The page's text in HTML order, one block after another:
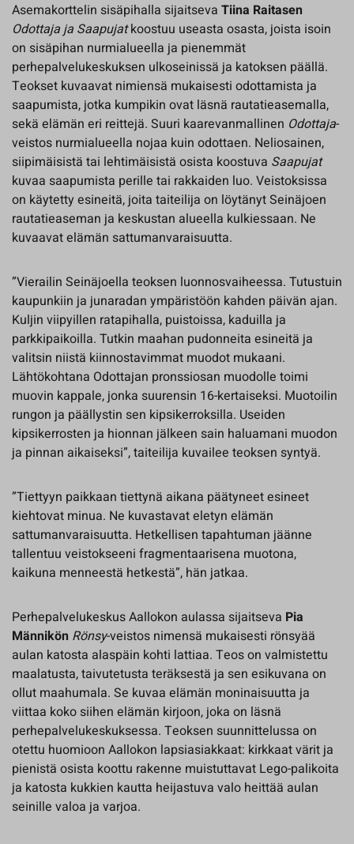
Asemakorttelin sisäpihalla sijaitseva Tiina Raitasen
Odottaja ja Saapujatkoostuu useasta osasta, joista isoin
on sisäpihan nurmialueella ja pienemmät
perhepalvelukeskuksen ulkoseinissä ja katoksen päällä.
Teokset kuvaavat nimiensä mukaisesti odottamista ja
saapumista, jotka kumpikin ovat läsnä rautatieasemalla,
sekä elämän eri reittejä. Suuri kaarevanmallinen Odottaja-
veistos nurmialueella nojaa kuin odottaen. Neliosainen,
siipimäisistä tai lehtimäisistä osista koostuva Saapujat
kuvaa saapumista perille tai rakkaiden luo. Veistoksissa
on käytetty esineitä, joita taiteilija on löytänyt Seinäjoen
rautatieaseman ja keskustan alueella kulkiessaan. Ne
kuvaavat elämän sattumanvaraisuutta.
”Vierailin Seinäjoella teoksen luonnosvaiheessa. Tutustuin
kaupunkiin ja junaradan ympäristöön kahden päivän ajan.
Kuljin viipyillen ratapihalla, puistoissa, kaduilla ja
parkkipaikoilla. Tutkin maahan pudonneita esineitä ja
valitsin niistä kiinnostavimmat muodot mukaani.
Lähtökohtana Odottajan pronssiosan muodolle toimi
muovin kappale, jonka suurensin 16-kertaiseksi. Muotoilin
rungon ja päällystin sen kipsikerroksilla. Useiden
kipsikerrosten ja hionnan jälkeen sain haluamani muodon
ja pinnan aikaiseksi”, taiteilija kuvailee teoksen syntyä.
”Tiettyyn paikkaan tiettynä aikana päätyneet esineet
kiehtovat minua. Ne kuvastavat eletyn elämän
sattumanvaraisuutta. Hetkellisen tapahtuman jäänne
tallentuu veistokseeni fragmentaarisena muotona,
kaikuna menneestä hetkestä”, hän jatkaa.
Perhepalvelukeskus Aallokon aulassa sijaitseva Pia
Männikön Rönsy-veistos nimensä mukaisesti rönsyää
aulan katosta alaspäin kohti lattiaa. Teos on valmistettu
maalatusta, taivutetusta teräksestä ja sen esikuvana on
ollut maahumala. Se kuvaa elämän moninaisuutta ja
viittaa koko siihen elämän kirjoon, joka on läsnä
perhepalvelukeskuksessa. Teoksen suunnittelussa on
otettu huomioon Aallokon lapsiasiakkaat: kirkkaat värit ja
pienistä osista koottu rakenne muistuttavat Lego-palikoita
ja katosta kukkien kautta heijastuva valo heittää aulan
seinille valoa ja varjoa.